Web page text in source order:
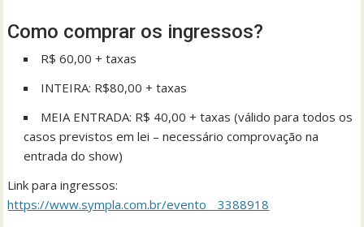
Como comprar os ingressos?
R$ 60,00 + taxas
INTEIRA: R$80,00 + taxas
MEIA ENTRADA: R$ 40,00 + taxas (válido para todos os
casos previstos em lei – necessário comprovação na
entrada do show)
Link para ingressos:
https://www.sympla.com.br/evento__3388918